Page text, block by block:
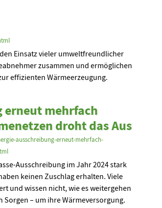
Einsatz vieler umweltfreundlicher
zusammen und ermöglichen
effizienten Wärmeerzeugung.
erneut mehrfach
droht das Aus
ausschreibung-erneut-mehrfach-
Ausschreibung im Jahr 2024 stark
keinen Zuschlag erhalten. Viele
und wissen nicht, wie es weitergehen
Sorgen – um ihre Wärmeversorgung.